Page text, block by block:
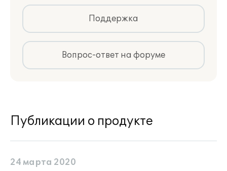
Поддержка
Вопрос-ответ на форуме
Публикации о продукте
24 марта 2020